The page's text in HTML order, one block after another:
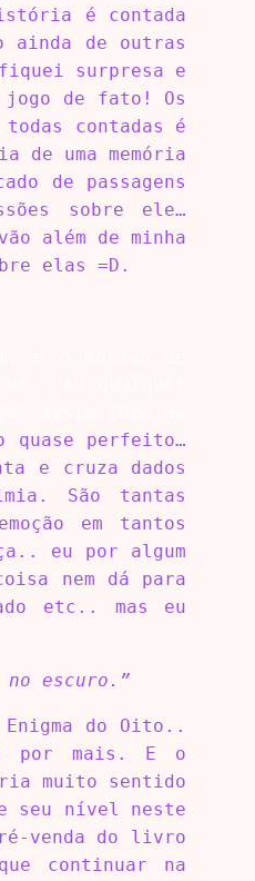
é contada
ainda de outras
surpresa e
jogo de fato! Os
contadas é
uma memória
de passagens
sobre ele…
além de minha
elas =D.
quase perfeito…
e cruza dados
São tantas
em tantos
eu por algum
nem dá para
etc.. mas eu
escuro.”
do Oito..
por mais. E o
muito sentido
seu nível neste
venda do livro
continuar na